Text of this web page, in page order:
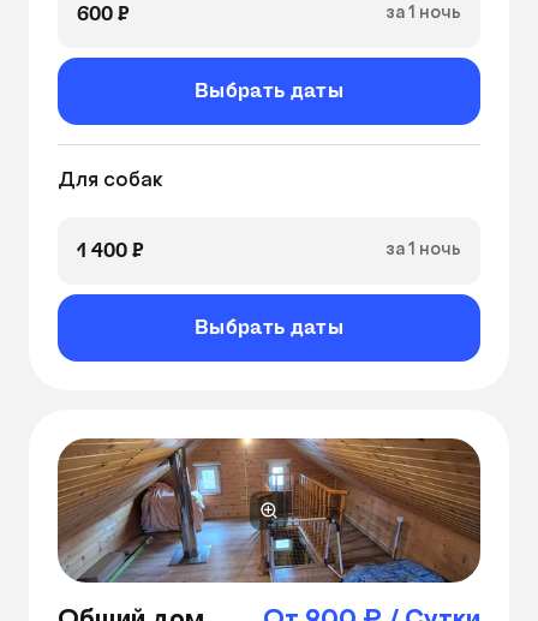
600 ₽ за 1 ночь
Выбрать даты
Для собак
1 400 ₽ за 1 ночь
Выбрать даты